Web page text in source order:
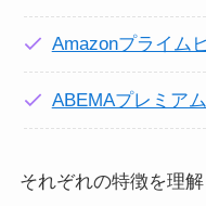
Amazonプライム
ABEMAプレミアム
それぞれの特徴を理